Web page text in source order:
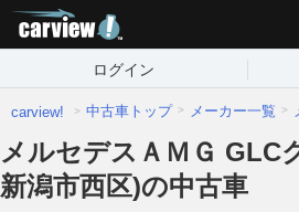
ログイン
carview! 中古車トップ メーカー一覧
メルセデスＡＭＧ GLC
新潟市西区)の中古車